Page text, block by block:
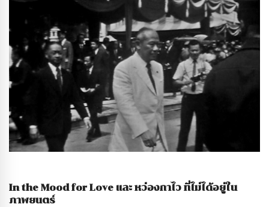
In the Mood for Love และ หว่องกาไว ที่ไม่ได้อยู่ใน
ภาพยนตร์